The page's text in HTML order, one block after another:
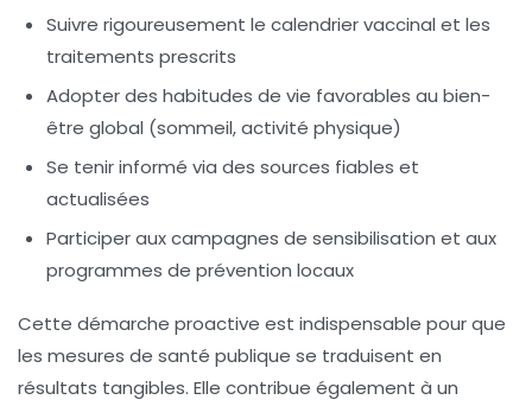
Suivre rigoureusement le calendrier vaccinal et les
traitements prescrits
Adopter des habitudes de vie favorables au bien-
être global (sommeil, activité physique)
Se tenir informé via des sources fiables et
actualisées
Participer aux campagnes de sensibilisation et aux
programmes de prévention locaux
Cette démarche proactive est indispensable pour que
les mesures de santé publique se traduisent en
résultats tangibles. Elle contribue également à un